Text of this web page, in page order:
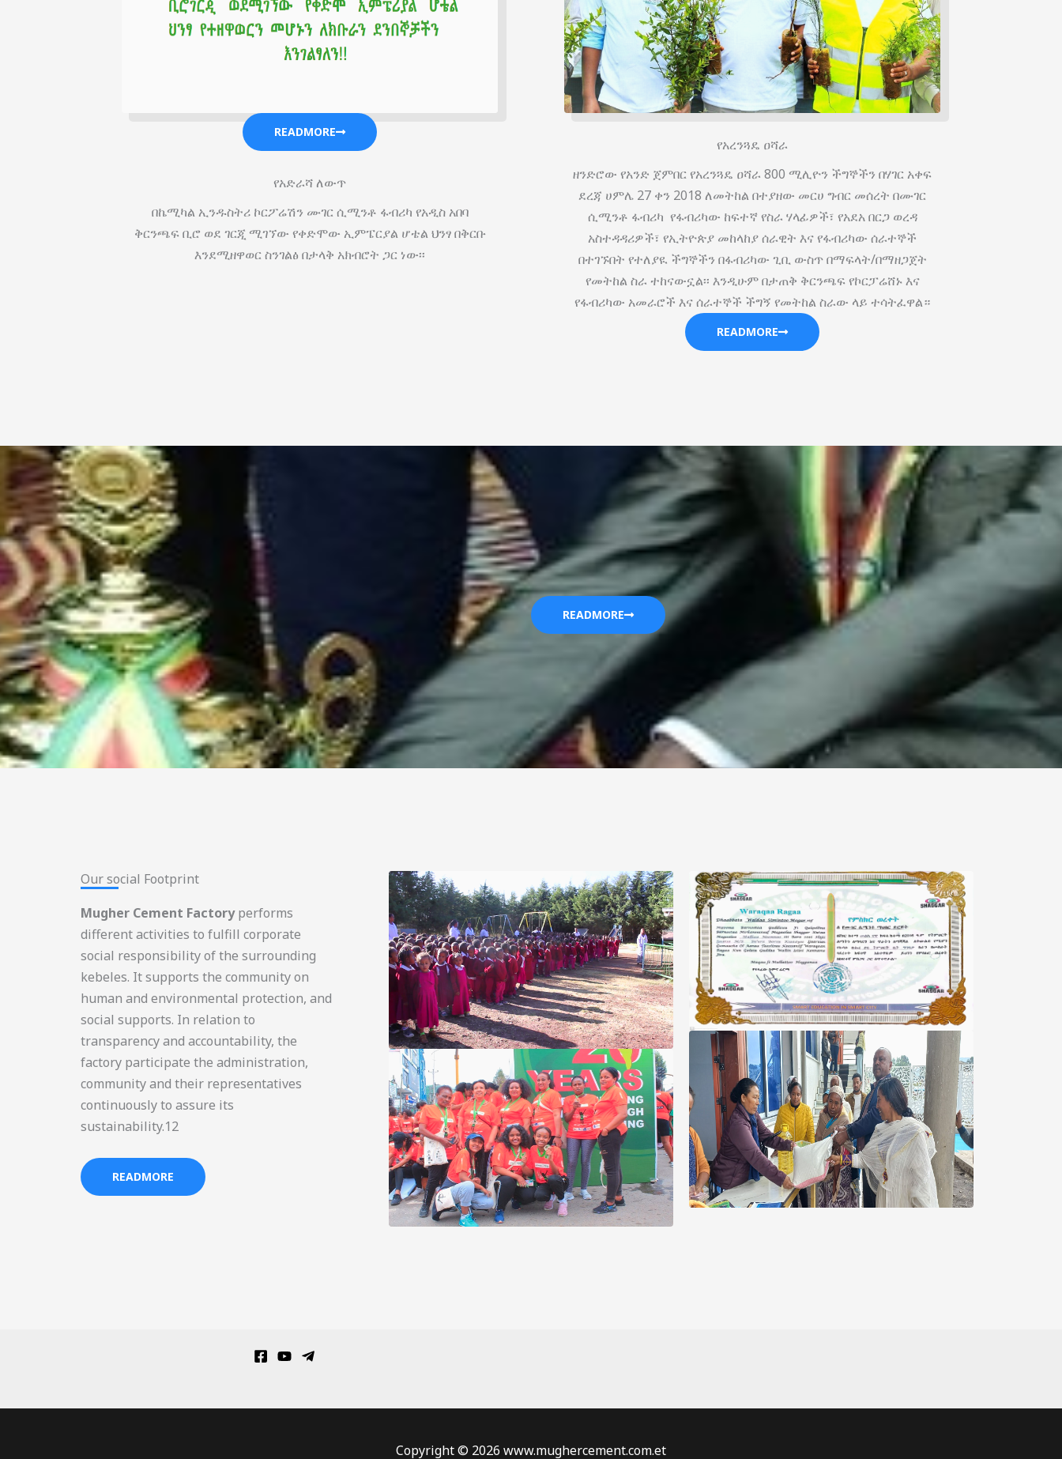
READMORE
የአድራሻ ለውጥ
በኬሚካል ኢንዱስትሪ ኮርፖሬሽን ሙገር ሲሚንቶ ፋብሪካ የአዲስ አበባ
ቅርንጫፍ ቢሮ ወደ ገርጂ ሚገኘው የቀድሞው ኢምፔርያል ሆቴል ህንፃ በቅርቡ
እንደሚዘዋወር ስንገልፅ በታላቅ አክብሮት ጋር ነው፡፡
የአረንጓዴ ዐሻራ
ዘንድሮው የአንድ ጀምበር የአረንጓዴ ዐሻራ 800 ሚሊዮን ችግኞችን በሃገር አቀፍ
ደረጃ ሀምሌ 27 ቀን 2018 ለመትከል በተያዘው መርሀ ግብር መሰረት በሙገር
ሲሚንቶ ፋብሪካ የፋብሪካው ከፍተኛ የስራ ሃላፊዎች፣ የአደአ በርጋ ወረዳ
አስተዳዳሪዎች፣ የኢትዮጵያ መከላከያ ሰራዊት እና የፋብሪካው ሰራተኞች
በተገኙበት የተለያዪ ችግኞችን በፋብሪካው ጊቢ ውስጥ በማፍላት/በማዘጋጀት
የመትከል ስራ ተከናውኗል፡፡ እንዲሁም በታጠቅ ቅርንጫፍ የኮርፓሬሸ‍ኑ እና
የፋብሪካው አመራሮች እና ሰራተኞች ችግኝ የመትከል ስራው ላይ ተሳትፈዋል።
READMORE
READMORE
Our social Footprint​
Mugher Cement Factoryperforms
different activities to fulfill corporate
social responsibility of the surrounding
kebeles. It supports the community on
human and environmental protection, and
social supports. In relation to
transparency and accountability, the
factory participate the administration,
community and their representatives
continuously to assure its
sustainability.12
READMORE
Copyright © 2026 www.mughercement.com.et